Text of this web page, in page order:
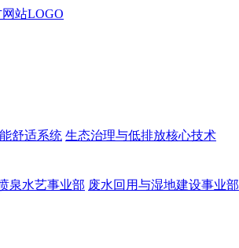
舒适系统 生态治理与低排放核心技术
泉水艺事业部 废水回用与湿地建设事业部